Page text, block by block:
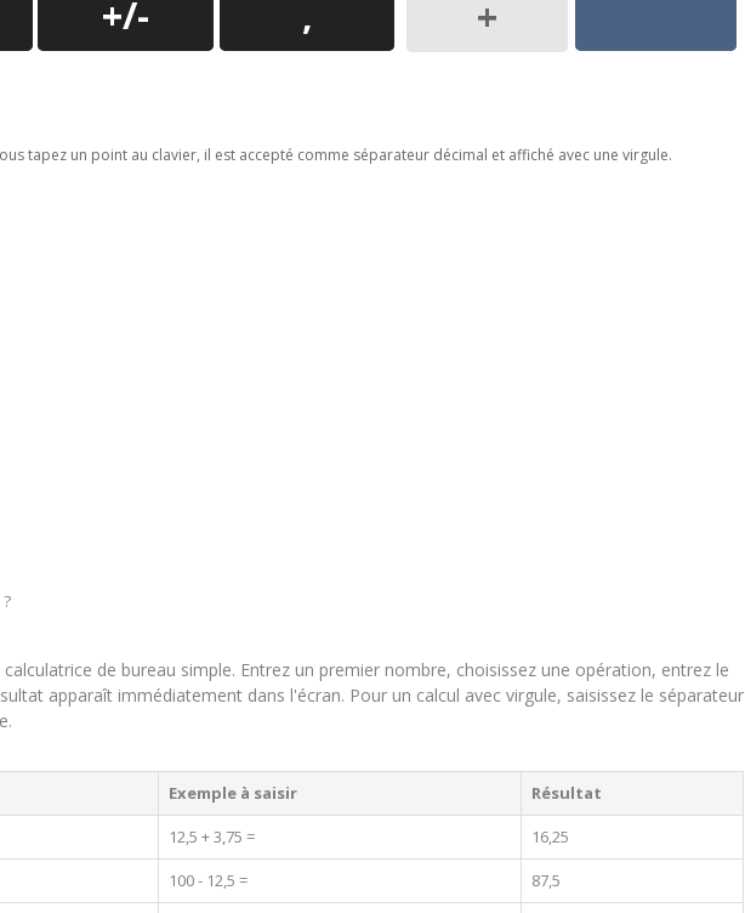
tapez un point au clavier, il est accepté comme séparateur décimal et affiché avec une virgule.
de bureau simple. Entrez un premier nombre, choisissez une opération, entrez le
apparaît immédiatement dans l'écran. Pour un calcul avec virgule, saisissez le séparateur
Exemple à saisir
Résultat
12,5 + 3,75 =
16,25
100 - 12,5 =
87,5